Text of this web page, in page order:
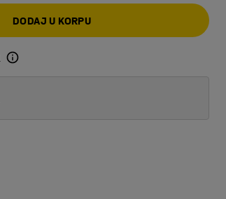
DODAJ U KORPU